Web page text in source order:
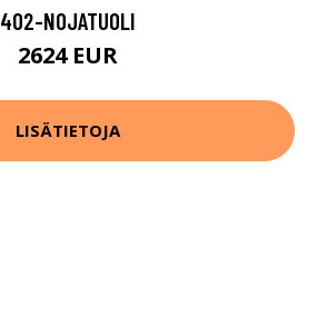
402-NOJATUOLI
2624 EUR
LISÄTIETOJA